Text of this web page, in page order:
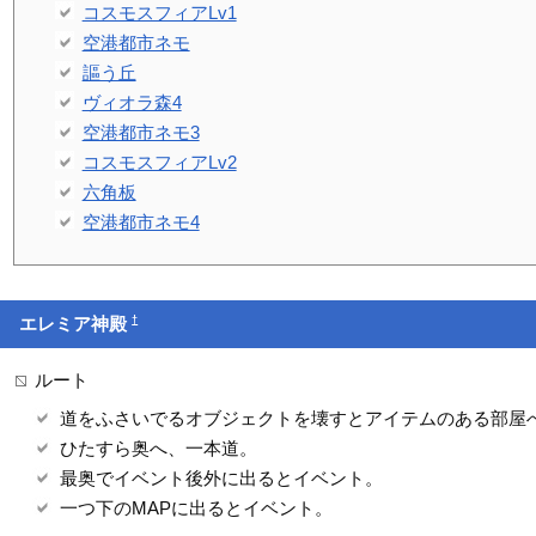
コスモスフィアLv1
空港都市ネモ
謳う丘
ヴィオラ森4
空港都市ネモ3
コスモスフィアLv2
六角板
空港都市ネモ4
エレミア神殿†
ルート
道をふさいでるオブジェクトを壊すとアイテムのある部屋
ひたすら奥へ、一本道。
最奥でイベント後外に出るとイベント。
一つ下のMAPに出るとイベント。